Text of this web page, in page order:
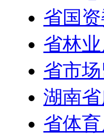
省国
省林
省市
湖南
省体